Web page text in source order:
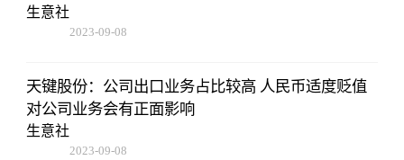
生意社
2023-09-08
天键股份：公司出口业务占比较高 人民币适度贬值
对公司业务会有正面影响
生意社
2023-09-08